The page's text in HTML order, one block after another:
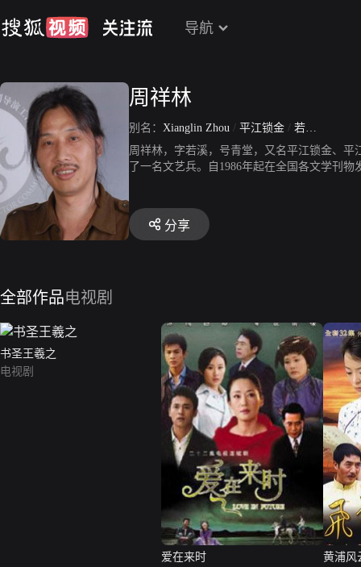
导航
周祥林
别名： Xianglin Zhou / 平江锁金 / 若溪
周祥林，字若溪，号青堂，又名平江锁金、
了一名文艺兵。自1986年起在全国各文学刊
分享
全部作品电视剧
书圣王羲之
电视剧
爱在来时
黄浦风